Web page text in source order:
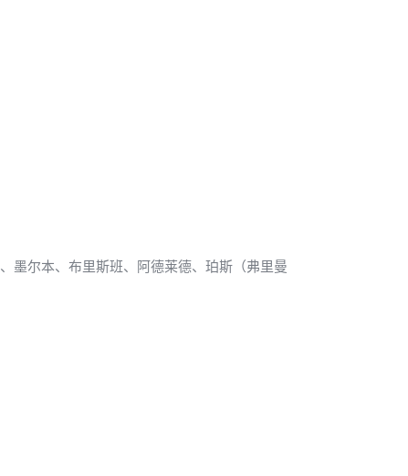
墨尔本、布里斯班、阿德莱德、珀斯（弗里曼